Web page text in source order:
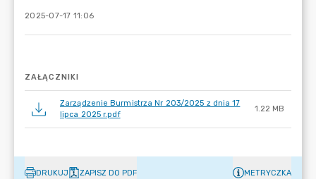
2025-07-17 11:06
ZAŁĄCZNIKI
Zarządzenie Burmistrza Nr 203/2025 z dnia 17
lipca 2025 r.pdf
1.22 MB
DRUKUJ ZAPISZ DO PDF METRYCZKA